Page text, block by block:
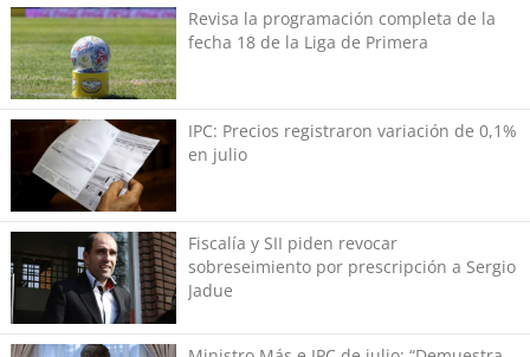
Revisa la programación completa de la
fecha 18 de la Liga de Primera
IPC: Precios registraron variación de 0,1%
en julio
Fiscalía y SII piden revocar
sobreseimiento por prescripción a Sergio
Jadue